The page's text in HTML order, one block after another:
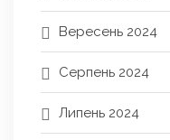
Вересень 2024
Серпень 2024
Липень 2024